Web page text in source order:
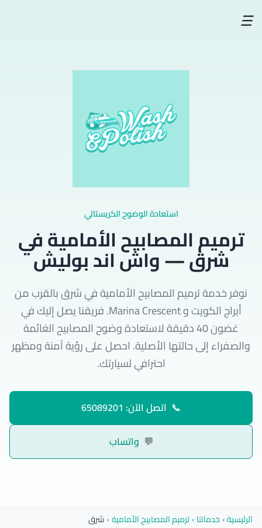
☰
استعادة الوضوح الكريستالي
ترميم المصابيح الأمامية في
شرق — واش اند بوليش
نوفر خدمة ترميم المصابيح الأمامية في شرق بالقرب من
أبراج الكويت و Marina Crescent. فريقنا يصل إليك في
غضون 40 دقيقة لاستعادة وضوح المصابيح الغائمة
والصفراء إلى حالتها الأصلية. احصل على رؤية آمنة ومظهر
احترافي لسيارتك.
📞 اتصل الآن: 65089201
💬 واتساب
الرئيسية›خدماتنا›ترميم المصابيح الأمامية›شرق